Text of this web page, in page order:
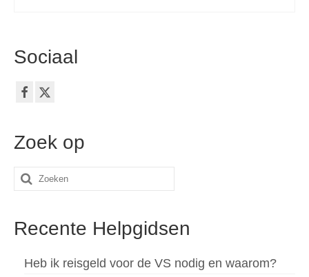
Sociaal
Zoek op
Zoeken
Recente Helpgidsen
Heb ik reisgeld voor de VS nodig en waarom?